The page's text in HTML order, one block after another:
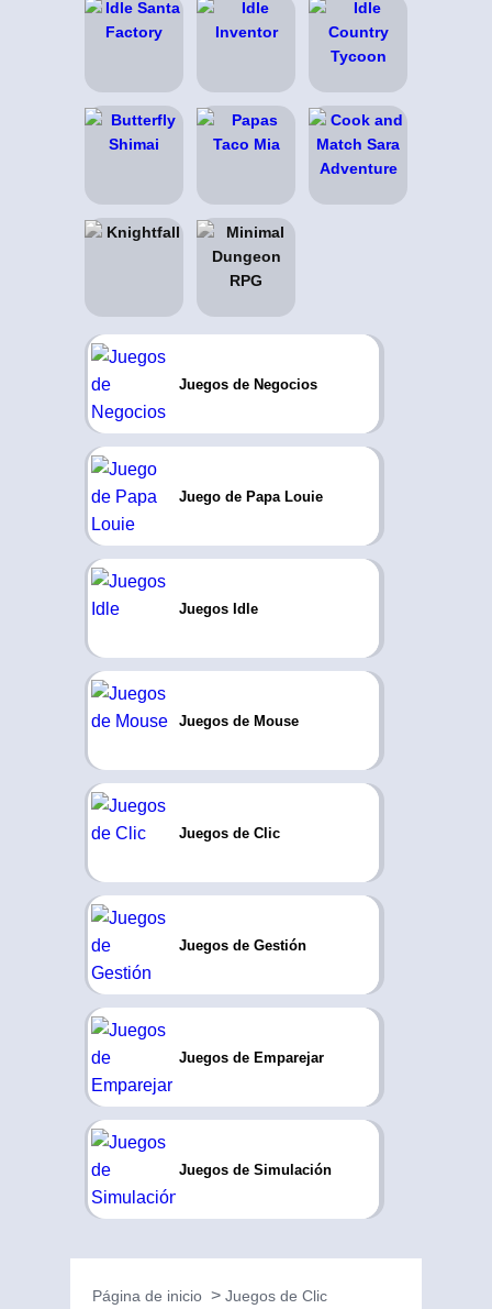
Juegos de Negocios
Juego de Papa Louie
Juegos Idle
Juegos de Mouse
Juegos de Clic
Juegos de Gestión
Juegos de Emparejar
Juegos de Simulación
Página de inicio Juegos de Clic